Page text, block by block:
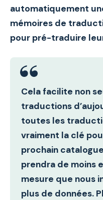
automatiquement
mémoires de
pour pré-traduire
Cela facilite non
traductions
toutes les
vraiment la clé
prochain
prendra de moins
mesure que nous
plus de données.